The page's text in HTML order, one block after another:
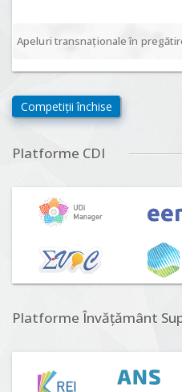
Apeluri transnaționale în
biodiversitate, consecințe
viitoare", Competiția 2026
n°5 (DUT-2026)
Lansare:01 Septembrie 2026
Competiții închise
Platforme CDI
Platforme Învățământ